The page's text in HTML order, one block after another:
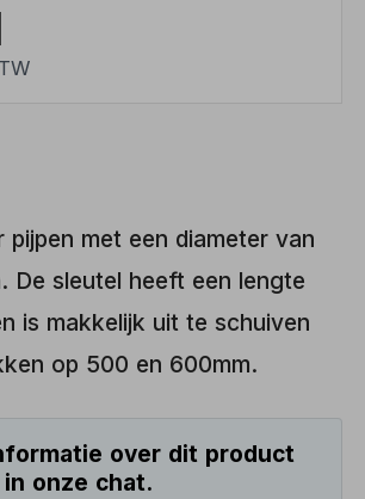
pijpen met een diameter van
De sleutel heeft een lengte
is makkelijk uit te schuiven
op 500 en 600mm.
over dit product
onze chat.